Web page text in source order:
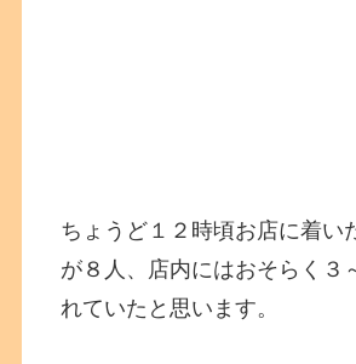
ちょうど１２時頃お店に着い
が８人、店内にはおそらく３
れていたと思います。